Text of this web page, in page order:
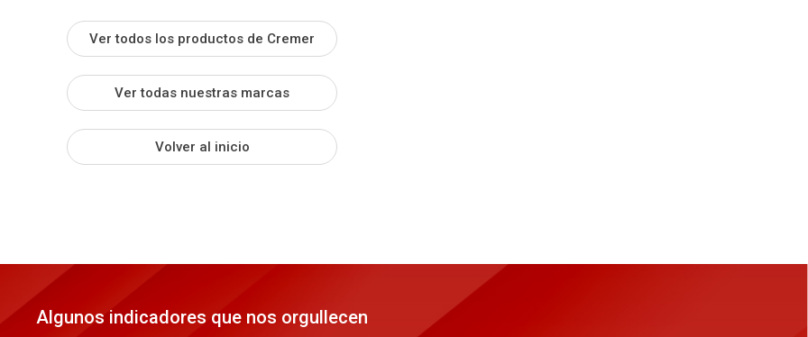
Ver todos los productos de Cremer
Ver todas nuestras marcas
Volver al inicio
Algunos indicadores que nos orgullecen